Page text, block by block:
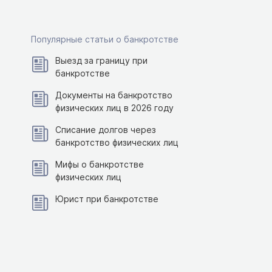
Популярные статьи о банкротстве
Выезд за границу при
банкротстве
Документы на банкротство
физических лиц в 2026 году
Списание долгов через
банкротство физических лиц
Мифы о банкротстве
физических лиц
Юрист при банкротстве